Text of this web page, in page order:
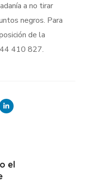
a no tirar
negros. Para
de la
410 827.
el